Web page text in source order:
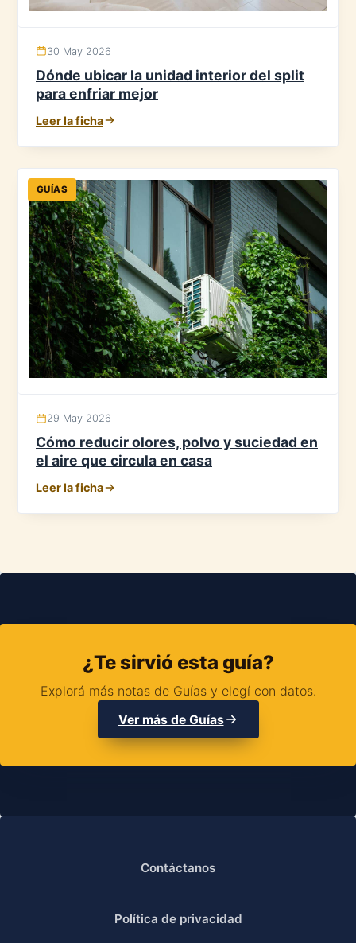
30 May 2026
Dónde ubicar la unidad interior del split
para enfriar mejor
Leer la ficha
GUÍAS
29 May 2026
Cómo reducir olores, polvo y suciedad en
el aire que circula en casa
Leer la ficha
¿Te sirvió esta guía?
Explorá más notas de Guías y elegí con datos.
Ver más de Guías
Contáctanos
Política de privacidad